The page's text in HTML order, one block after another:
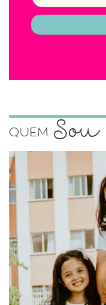
Quem Sou